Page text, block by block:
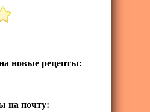
новые рецепты:
на почту: